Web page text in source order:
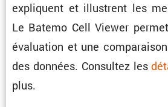
expliquent et illus­trent les
Le Batemo Cell Viewer
évalua­tion et une
des données. Consultez les
plus.